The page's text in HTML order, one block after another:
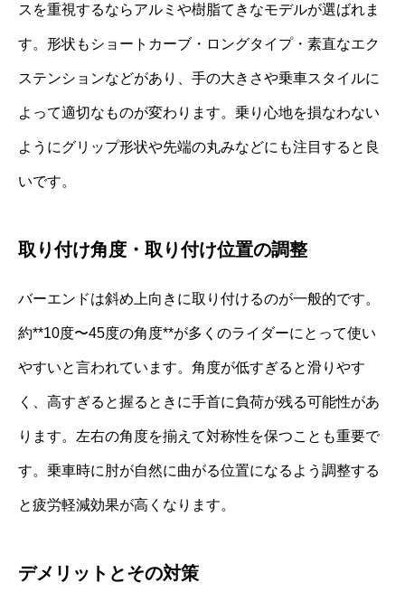
スを重視するならアルミや樹脂てきなモデルが選ばれま
す。形状もショートカーブ・ロングタイプ・素直なエク
ステンションなどがあり、手の大きさや乗車スタイルに
よって適切なものが変わります。乗り心地を損なわない
ようにグリップ形状や先端の丸みなどにも注目すると良
いです。
取り付け角度・取り付け位置の調整
バーエンドは斜め上向きに取り付けるのが一般的です。
約**10度〜45度の角度**が多くのライダーにとって使い
やすいと言われています。角度が低すぎると滑りやす
く、高すぎると握るときに手首に負荷が残る可能性があ
ります。左右の角度を揃えて対称性を保つことも重要で
す。乗車時に肘が自然に曲がる位置になるよう調整する
と疲労軽減効果が高くなります。
デメリットとその対策